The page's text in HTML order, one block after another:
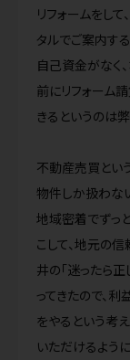
リフォームをし
タルでご案内す
自己資金がなく
前にリフォーム
きるというのは
不動産売買とい
物件しか扱わな
地域密着でずっ
こして、地元の
井の「迷ったら
ってきたので、
をやるという考
いただけるよう